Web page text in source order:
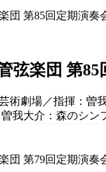
弦楽団 第
術劇場／指揮：
我大介：森のシ